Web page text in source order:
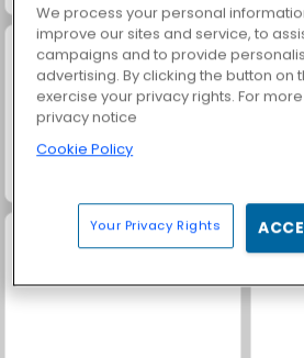
We process your personal
improve our sites and service, to
campaigns and to provide
advertising. By clicking the button on
exercise your privacy rights. For
privacy notice
Cookie Policy
Your Privacy Rights